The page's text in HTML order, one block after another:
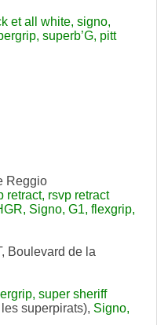
et all white, signo,
superb’G, pitt
Reggio
retract, rsvp retract
Signo, G1, flexgrip,
Boulevard de la
super sheriff
superpirats), Signo,